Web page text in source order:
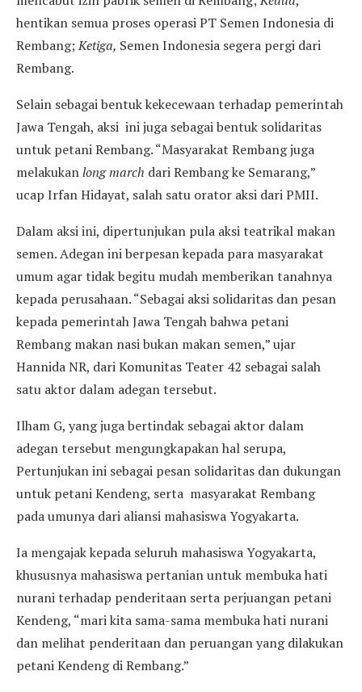
hentikan semua proses operasi PT Semen Indonesia di
Rembang;Ketiga, Semen Indonesia segera pergi dari
Rembang.
Selain sebagai bentuk kekecewaan terhadap pemerintah
Jawa Tengah, aksi ini juga sebagai bentuk solidaritas
untuk petani Rembang. “Masyarakat Rembang juga
melakukanlong march dari Rembang ke Semarang,”
ucap Irfan Hidayat, salah satu orator aksi dari PMII.
Dalam aksi ini, dipertunjukan pula aksi teatrikal makan
semen. Adegan ini berpesan kepada para masyarakat
umum agar tidak begitu mudah memberikan tanahnya
kepada perusahaan. “Sebagai aksi solidaritas dan pesan
kepada pemerintah Jawa Tengah bahwa petani
Rembang makan nasi bukan makan semen,” ujar
Hannida NR, dari Komunitas Teater 42 sebagai salah
satu aktor dalam adegan tersebut.
Ilham G, yang juga bertindak sebagai aktor dalam
adegan tersebut mengungkapakan hal serupa,
Pertunjukan ini sebagai pesan solidaritas dan dukungan
untuk petani Kendeng, serta masyarakat Rembang
pada umunya dari aliansi mahasiswa Yogyakarta.
Ia mengajak kepada seluruh mahasiswa Yogyakarta,
khususnya mahasiswa pertanian untuk membuka hati
nurani terhadap penderitaan serta perjuangan petani
Kendeng, “mari kita sama-sama membuka hati nurani
dan melihat penderitaan dan peruangan yang dilakukan
petani Kendeng di Rembang.”